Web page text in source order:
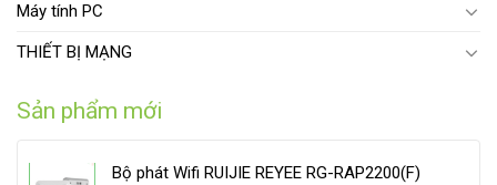
Máy tính PC
THIẾT BỊ MẠNG
Sản phẩm mới
Bộ phát Wifi RUIJIE REYEE RG-RAP2200(F)